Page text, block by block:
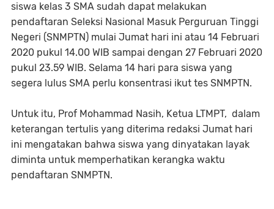
siswa kelas 3 SMA sudah dapat melakukan
pendaftaran Seleksi Nasional Masuk Perguruan Tinggi
Negeri (SNMPTN) mulai Jumat hari ini atau 14 Februari
2020 pukul 14.00 WIB sampai dengan 27 Februari 2020
pukul 23.59 WIB. Selama 14 hari para siswa yang
segera lulus SMA perlu konsentrasi ikut tes SNMPTN.
Untuk itu, Prof Mohammad Nasih, Ketua LTMPT, dalam
keterangan tertulis yang diterima redaksi Jumat hari
ini mengatakan bahwa siswa yang dinyatakan layak
diminta untuk memperhatikan kerangka waktu
pendaftaran SNMPTN.